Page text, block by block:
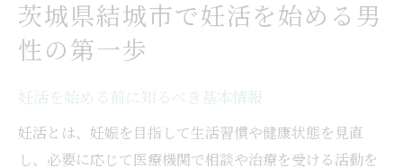
妊活の悩みを相談できる医療機関の探し方
公的な妊活支援サービスの上手な活用法
妊活相談で役立つオンラインサービスの特
妊活に悩むなら結城市の支援サービス活用を
茨城県結城市で妊活を始める男
性の第一歩
妊活を始める前に知るべき基本情報
妊活とは、妊娠を目指して生活習慣や健康状態を見直
し、必要に応じて医療機関で相談や治療を受ける活動を